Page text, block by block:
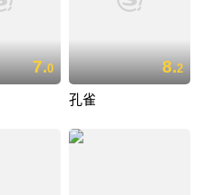
7.0 8.2
孔雀